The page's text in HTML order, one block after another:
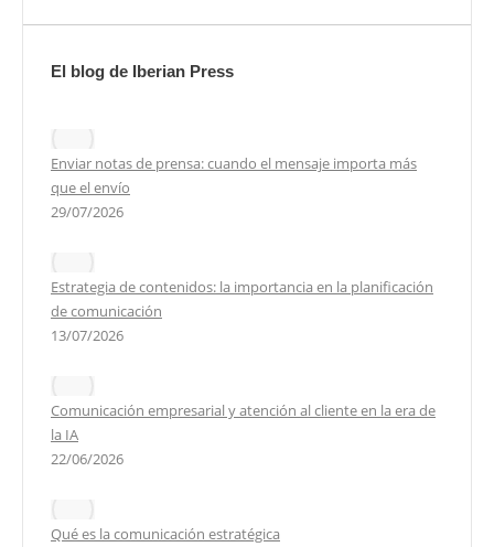
El blog de Iberian Press
Enviar notas de prensa: cuando el mensaje importa más
que el envío
29/07/2026
Estrategia de contenidos: la importancia en la planificación
de comunicación
13/07/2026
Comunicación empresarial y atención al cliente en la era de
la IA
22/06/2026
Qué es la comunicación estratégica